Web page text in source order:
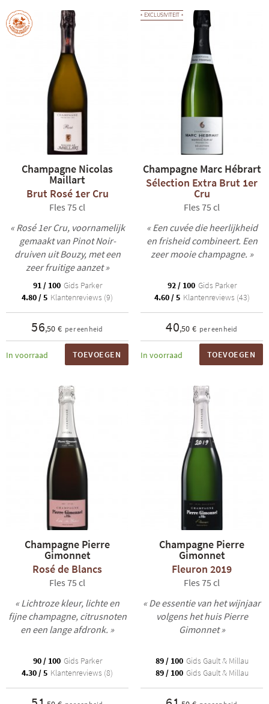
Champagne Nicolas
Maillart
Brut Rosé 1er Cru
Fles 75 cl
« Rosé 1er Cru, voornamelijk
gemaakt van Pinot Noir-
druiven uit Bouzy, met een
zeer fruitige aanzet »
91 / 100 Gids Parker
4.80 / 5 Klantenreviews (9)
56,50 € per eenheid
In voorraad TOEVOEGEN
EXCLUSIVITEIT
Champagne Marc Hébrart
Sélection Extra Brut 1er
Cru
Fles 75 cl
« Een cuvée die heerlijkheid
en frisheid combineert. Een
zeer mooie champagne. »
92 / 100 Gids Parker
4.60 / 5 Klantenreviews (43)
40,50 € per eenheid
In voorraad TOEVOEGEN
Champagne Pierre
Gimonnet
Rosé de Blancs
Fles 75 cl
« Lichtroze kleur, lichte en
fijne champagne, citrusnoten
en een lange afdronk. »
90 / 100 Gids Parker
4.30 / 5 Klantenreviews (8)
Champagne Pierre
Gimonnet
Fleuron 2019
Fles 75 cl
« De essentie van het wijnjaar
volgens het huis Pierre
Gimonnet »
89 / 100 Gids Gault & Millau
89 / 100 Gids Gault & Millau